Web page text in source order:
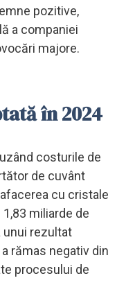
pozitive,
a companiei
majore.
în 2024
costurile de
de cuvânt
cu cristale
miliarde de
unui rezultat
rămas negativ din
procesului de